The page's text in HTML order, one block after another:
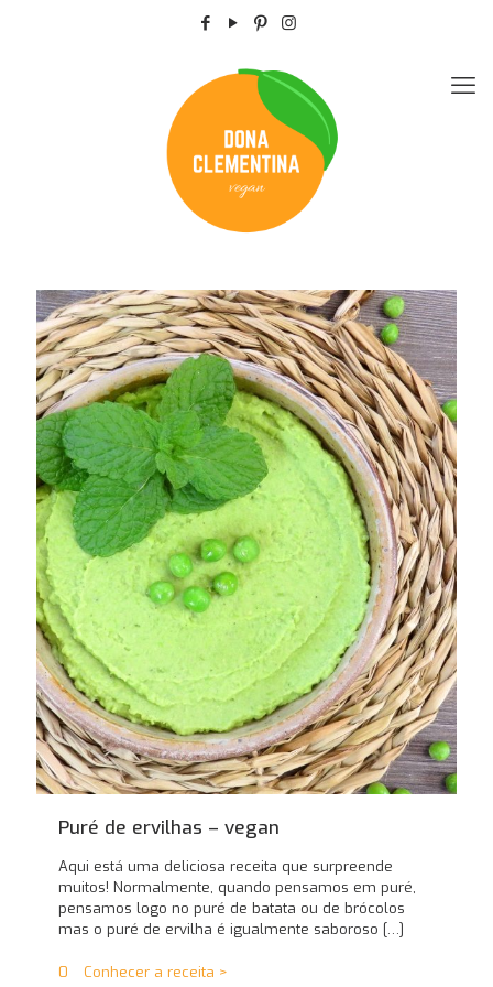
Puré de ervilhas – vegan
Aqui está uma deliciosa receita que surpreende
muitos! Normalmente, quando pensamos em puré,
pensamos logo no puré de batata ou de brócolos
mas o puré de ervilha é igualmente saboroso […]
0 Conhecer a receita >